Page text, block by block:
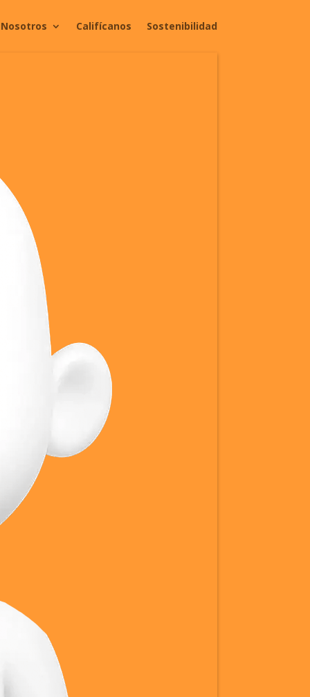
Nosotros Califícanos Sostenibilidad